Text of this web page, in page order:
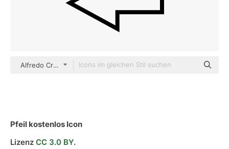
Alfredo Creates outline
Pfeil kostenlos Icon
Lizenz CC 3.0 BY.